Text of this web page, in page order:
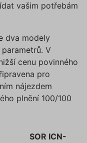
vašim potřebám
dva modely
V
cenu povinného
pro
nájezdem
plnění 100/100
SOR ICN-